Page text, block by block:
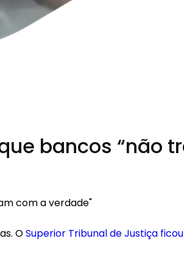
bancos “não
OSuperior Tribunal de Justiça